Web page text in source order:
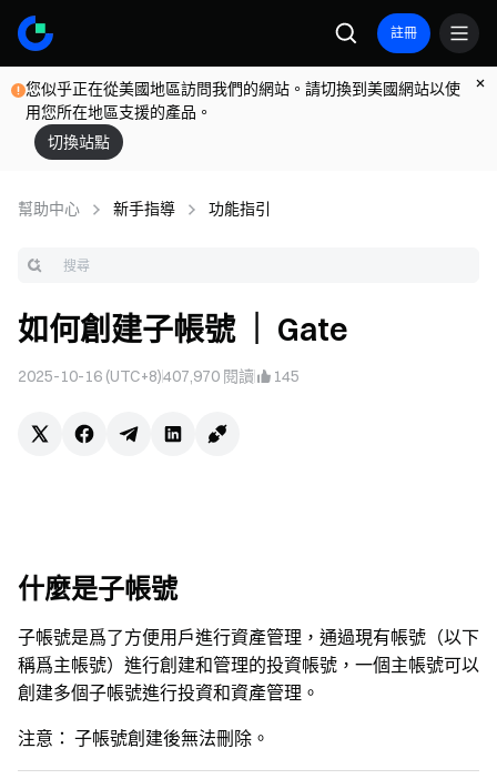
註冊
您似乎正在從美國地區訪問我們的網站。請切換到美國網站以使
用您所在地區支援的產品。
切換站點
幫助中心 新手指導 功能指引
如何創建子帳號 ｜ Gate
2025-10-16 (UTC+8)407,970 閱讀 145
什麼是子帳號
子帳號是爲了方便用戶進行資產管理，通過現有帳號（以下
稱爲主帳號）進行創建和管理的投資帳號，一個主帳號可以
創建多個子帳號進行投資和資產管理。
注意： 子帳號創建後無法刪除。